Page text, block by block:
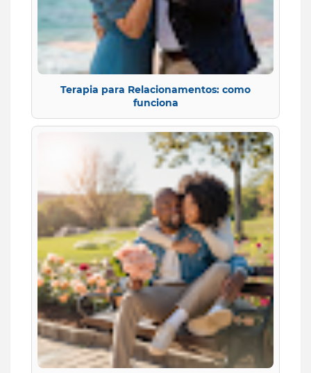
Terapia para Relacionamentos: como
funciona